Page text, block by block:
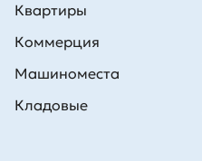
Квартиры
Коммерция
Машиноместа
Кладовые